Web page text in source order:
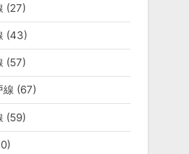
(27)
(43)
(57)
線 (67)
(59)